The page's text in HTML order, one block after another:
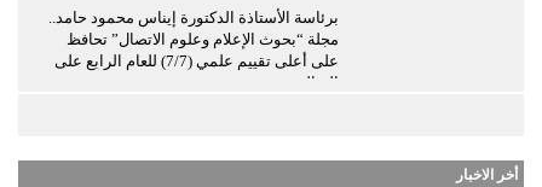
برئاسة الأستاذة الدكتورة إيناس محمود حامد..
مجلة “بحوث الإعلام وعلوم الاتصال” تحافظ
على أعلى تقييم علمي (7/7) للعام الرابع على
التوالي
أخر الاخبار